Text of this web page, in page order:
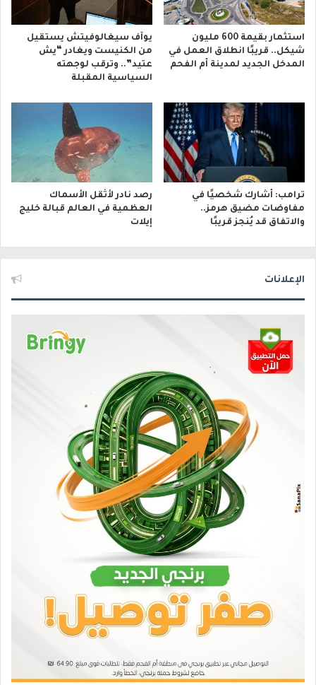
استثمار بقيمة 600 مليون
شيكل.. قريبًا انطلاق العمل في
المدخل الجديد لمدينة أم الفحم
يوآف سيغالوفيتش يستقيل
من الكنيست ويغادر “يش
عتيد”.. وترقب لوجهته
السياسية المقبلة
ترامب: أشارك شخصيًا في
مفاوضات مضيق هرمز..
والاتفاق قد يُنجز قريبًا
رصد نادر لأثقل الأسماك
العظمية في العالم قبالة خليج
إيلات
الإعلانات